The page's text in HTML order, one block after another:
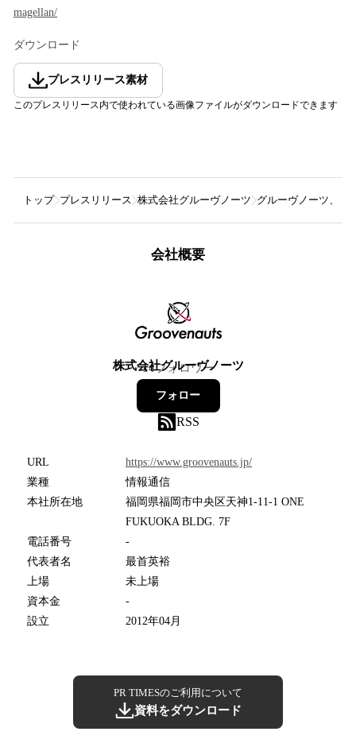
magellan/
ダウンロード
プレスリリース素材
このプレスリリース内で使われている画像ファイルがダウンロードできます
トップ プレスリリース 株式会社グルーヴノーツ グルーヴノーツ、「
会社概要
株式会社グルーヴノーツ
14フォロワー
フォロー
RSS
URL
https://www.groovenauts.jp/
業種
情報通信
本社所在地
福岡県福岡市中央区天神1-11-1 ONE
FUKUOKA BLDG. 7F
電話番号
-
代表者名
最首英裕
上場
未上場
資本金
-
設立
2012年04月
PR TIMESのご利用について
資料をダウンロード